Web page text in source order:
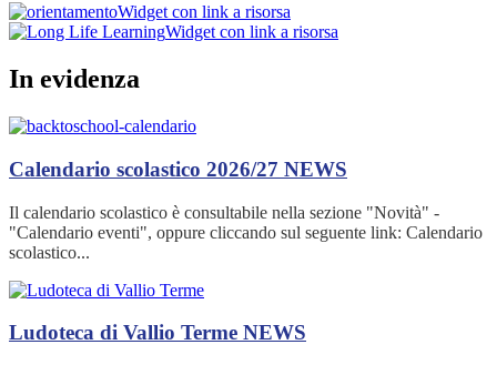
Widget con link a risorsa
Widget con link a risorsa
In evidenza
Calendario scolastico 2026/27 NEWS
Il calendario scolastico è consultabile nella sezione "Novità" -
"Calendario eventi", oppure cliccando sul seguente link: Calendario
scolastico...
Ludoteca di Vallio Terme NEWS